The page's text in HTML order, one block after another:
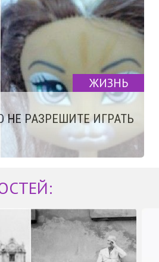
ЖИЗНЬ
РАЗРЕШИТЕ ИГРАТЬ